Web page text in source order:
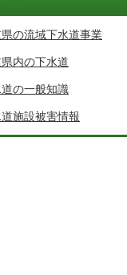
の流域下水道事業
内の下水道
の一般知識
施設被害情報